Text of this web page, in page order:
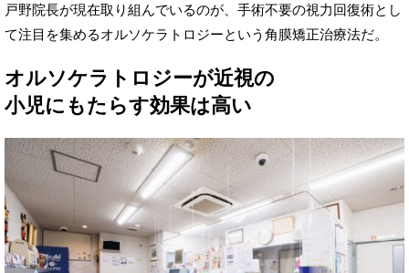
戸野院長が現在取り組んでいるのが、手術不要の視力回復術とし
て注目を集めるオルソケラトロジーという角膜矯正治療法だ。
オルソケラトロジーが近視の
小児にもたらす効果は高い